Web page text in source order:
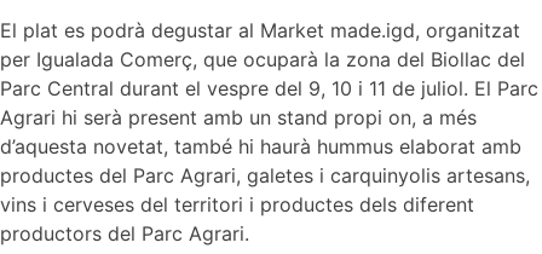
El plat es podrà degustar al Market made.igd, organitzat
per Igualada Comerç, que ocuparà la zona del Biollac del
Parc Central durant el vespre del 9, 10 i 11 de juliol. El Parc
Agrari hi serà present amb un stand propi on, a més
d’aquesta novetat, també hi haurà hummus elaborat amb
productes del Parc Agrari, galetes i carquinyolis artesans,
vins i cerveses del territori i productes dels diferent
productors del Parc Agrari.